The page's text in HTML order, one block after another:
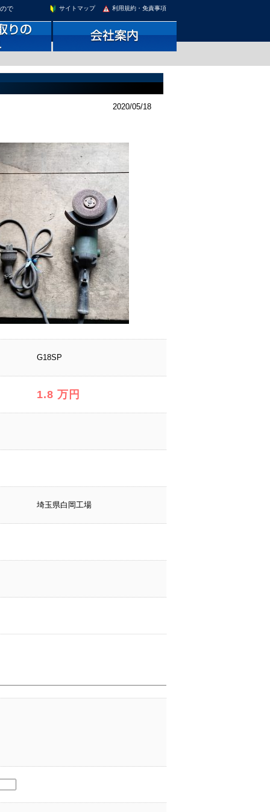
で 利用規約・免責事項
サイトマップ
2020/05/18
G18SP
1.8 万円
埼玉県白岡工場